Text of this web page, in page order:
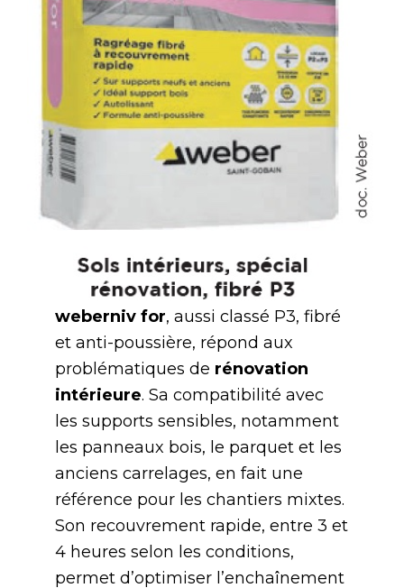
weberniv for, aussi classé P3, fibré
et anti-poussière, répond aux
problématiques de rénovation
intérieure. Sa compatibilité avec
les supports sensibles, notamment
les panneaux bois, le parquet et les
anciens carrelages, en fait une
référence pour les chantiers mixtes.
Son recouvrement rapide, entre 3 et
4 heures selon les conditions,
permet d’optimiser l’enchaînement